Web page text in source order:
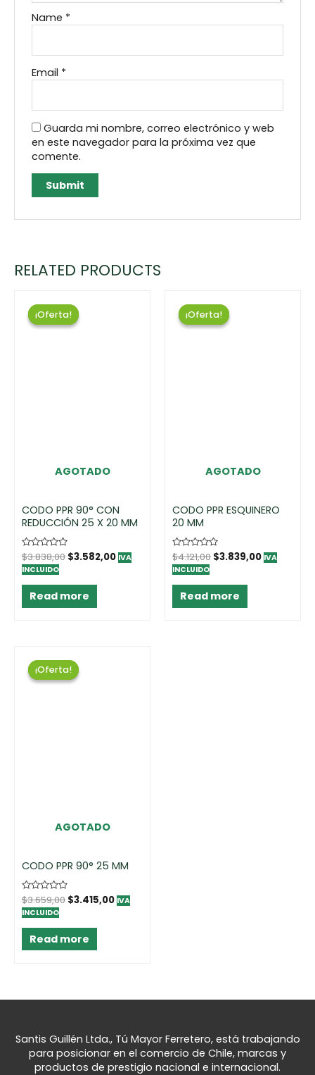
Name *
Email *
Guarda mi nombre, correo electrónico y web
en este navegador para la próxima vez que
comente.
RELATED PRODUCTS
¡Oferta!
AGOTADO
¡Oferta!
CODO PPR 90° CON
REDUCCIÓN 25 X 20 MM
Rated
0
out
$3.838,00 $3.582,00 IVA
INCLUIDO
Read more
¡Oferta!
AGOTADO
¡Oferta!
CODO PPR ESQUINERO
20 MM
Rated
0
out
$4.121,00 $3.839,00 IVA
INCLUIDO
Read more
¡Oferta!
AGOTADO
¡Oferta!
CODO PPR 90° 25 MM
Rated
0
out
$3.659,00 $3.415,00 IVA
INCLUIDO
Read more
Santis Guillén Ltda., Tú Mayor Ferretero, está trabajando
para posicionar en el comercio de Chile, marcas y
productos de prestigio nacional e internacional.